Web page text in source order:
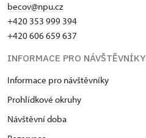
becov@npu.cz
+420 353 999 394
+420 606 659 637
INFORMACE PRO NÁVŠTĚVNÍKY
Informace pro návštěvníky
Prohlídkové okruhy
Návštěvní doba